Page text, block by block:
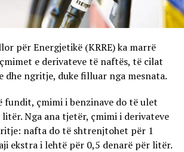
për Energjetikë (KRRE) ka marrë
e derivateve të naftës, të cilat
dhe ngritje, duke filluar nga mesnata.
fundit, çmimi i benzinave do të ulet
Nga ana tjetër, çmimi i derivateve
nafta do të shtrenjtohet për 1
ekstra i lehtë për 0,5 denarë për litër.